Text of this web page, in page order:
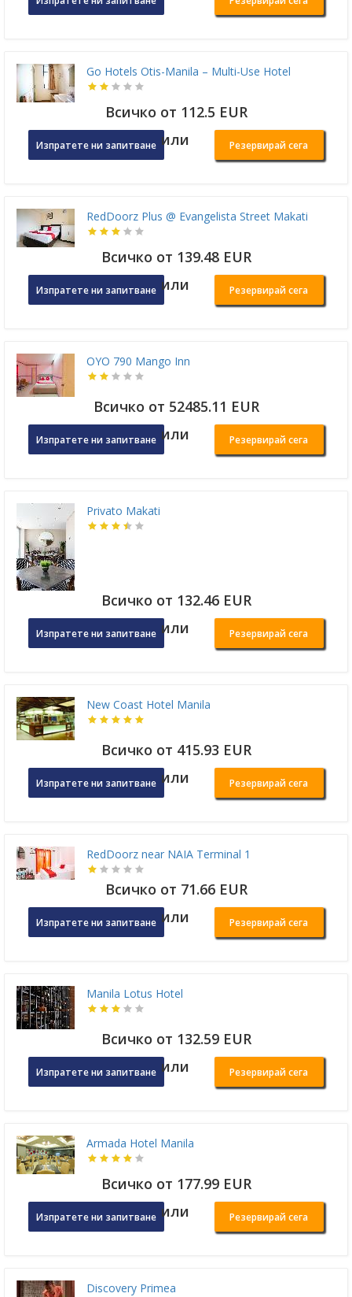
Go Hotels Otis-Manila – Multi-Use Hotel
Всичко от 112.5 EUR
Изпратете ни запитване или Резервирай сега
RedDoorz Plus @ Evangelista Street Makati
Всичко от 139.48 EUR
Изпратете ни запитване или Резервирай сега
OYO 790 Mango Inn
Всичко от 52485.11 EUR
Изпратете ни запитване или Резервирай сега
Privato Makati
Всичко от 132.46 EUR
Изпратете ни запитване или Резервирай сега
New Coast Hotel Manila
Всичко от 415.93 EUR
Изпратете ни запитване или Резервирай сега
RedDoorz near NAIA Terminal 1
Всичко от 71.66 EUR
Изпратете ни запитване или Резервирай сега
Manila Lotus Hotel
Всичко от 132.59 EUR
Изпратете ни запитване или Резервирай сега
Armada Hotel Manila
Всичко от 177.99 EUR
Изпратете ни запитване или Резервирай сега
Discovery Primea